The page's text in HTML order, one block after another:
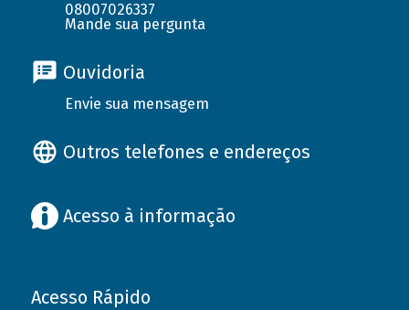
08007026337
Mande sua pergunta
Ouvidoria
Envie sua mensagem
Outros telefones e endereços
Acesso à informação
Acesso Rápido